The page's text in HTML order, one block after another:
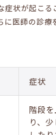
症状が起こる
に医師の診療
症状
階段
り、